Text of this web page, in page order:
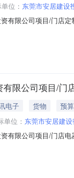
位： 东莞市安居建设
有限公司项目/门店
采购需求服务期限
限公司项目/门
电子 货物
预
单位： 东莞市安居建
有限公司项目/门店
采购，欢迎符合采